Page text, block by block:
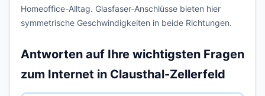
Homeoffice-Alltag. Glasfaser-Anschlüsse bieten hier
symmetrische Geschwindigkeiten in beide Richtungen.
Antworten auf Ihre wichtigsten Fragen
zum Internet in Clausthal-Zellerfeld